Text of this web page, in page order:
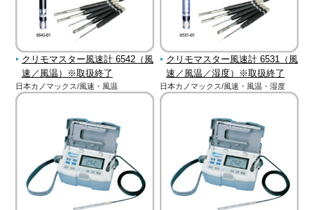
クリモマスター風速計 6542（風
速／風温）※取扱終了
日本カノマックス/風速・風温
クリモマスター風速計 6531（風
速／風温／湿度）※取扱終了
日本カノマックス/風速・風温・湿度